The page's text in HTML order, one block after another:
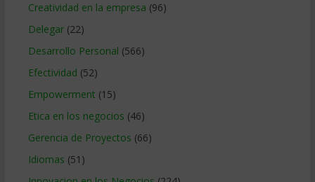
Creatividad en la empresa (96)
Delegar(22)
Desarrollo Personal (566)
Efectividad (52)
Empowerment (15)
Etica en los negocios (46)
Gerencia de Proyectos (66)
Idiomas (51)